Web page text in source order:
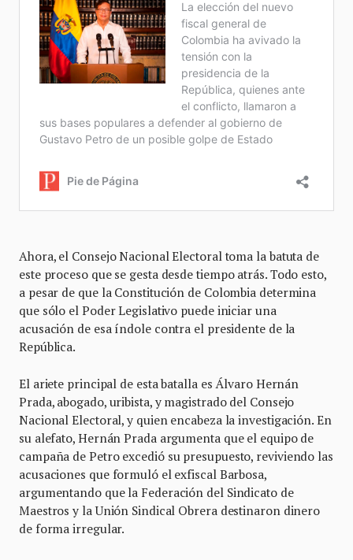
Ahora, el Consejo Nacional Electoral toma la batuta de
este proceso que se gesta desde tiempo atrás. Todo esto,
a pesar de que la Constitución de Colombia determina
que sólo el Poder Legislativo puede iniciar una
acusación de esa índole contra el presidente de la
República.
El ariete principal de esta batalla es Álvaro Hernán
Prada, abogado, uribista, y magistrado del Consejo
Nacional Electoral, y quien encabeza la investigación. En
su alefato, Hernán Prada argumenta que el equipo de
campaña de Petro excedió su presupuesto, reviviendo las
acusaciones que formuló el exfiscal Barbosa,
argumentando que la Federación del Sindicato de
Maestros y la Unión Sindical Obrera destinaron dinero
de forma irregular.